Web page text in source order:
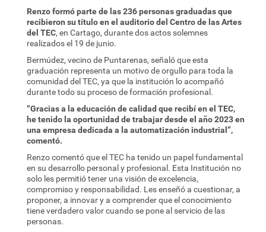
Renzo formó parte de las 236 personas graduadas que
recibieron su título en el auditorio del Centro de las Artes
del TEC, en Cartago, durante dos actos solemnes
realizados el 19 de junio.
Bermúdez, vecino de Puntarenas, señaló que esta
graduación representa un motivo de orgullo para toda la
comunidad del TEC, ya que la institución lo acompañó
durante todo su proceso de formación profesional.
“Gracias a la educación de calidad que recibí en el TEC,
he tenido la oportunidad de trabajar desde el año 2023 en
una empresa dedicada a la automatización industrial”,
comentó.
Renzo comentó que el TEC ha tenido un papel fundamental
en su desarrollo personal y profesional. Esta Institución no
solo les permitió tener una visión de excelencia,
compromiso y responsabilidad. Les enseñó a cuestionar, a
proponer, a innovar y a comprender que el conocimiento
tiene verdadero valor cuando se pone al servicio de las
personas.